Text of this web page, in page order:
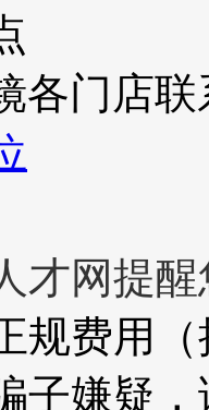
各门店
才网提醒
规费用
子嫌疑